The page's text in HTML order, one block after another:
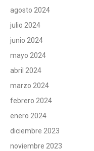
agosto 2024
julio 2024
junio 2024
mayo 2024
abril 2024
marzo 2024
febrero 2024
enero 2024
diciembre 2023
noviembre 2023